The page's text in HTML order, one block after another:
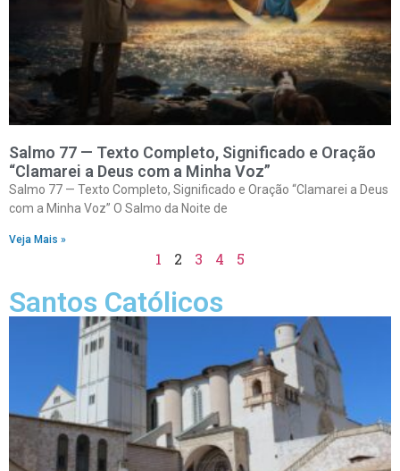
Salmo 77 — Texto Completo, Significado e Oração
“Clamarei a Deus com a Minha Voz”
Salmo 77 — Texto Completo, Significado e Oração “Clamarei a Deus
com a Minha Voz” O Salmo da Noite de
Veja Mais »
1 2 3 4 5
Santos Católicos